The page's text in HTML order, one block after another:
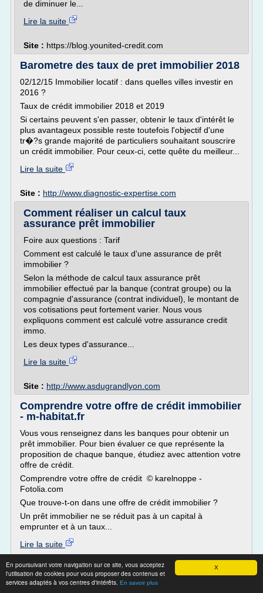
X
En poursuivant votre navigation sur ce site, vous acceptez
l'utilisation de cookies pour vous proposer des contenus et
services adaptés à vos centres d'intérêts. En savoir plus
de diminuer le...
Lire la suite
Site : https://blog.younited-credit.com
Barometre des taux de pret immobilier 2018
02/12/15 Immobilier locatif : dans quelles villes investir en
2016 ?
Taux de crédit immobilier 2018 et 2019
Si certains peuvent s'en passer, obtenir le taux d'intérêt le
plus avantageux possible reste toutefois l'objectif d'une
tr�?s grande majorité de particuliers souhaitant souscrire
un crédit immobilier. Pour ceux-ci, cette quête du meilleur...
Lire la suite
Site : http://www.diagnostic-expertise.com
Comment réaliser un calcul taux
assurance prêt immobilier
Foire aux questions : Tarif
Comment est calculé le taux d'une assurance de prêt
immobilier ?
Selon la méthode de calcul taux assurance prêt
immobilier effectué par la banque (contrat groupe) ou la
compagnie d'assurance (contrat individuel), le montant de
vos cotisations peut fortement varier. Nous vous
expliquons comment est calculé votre assurance credit
immo.
Les deux types d'assurance...
Lire la suite
Site : http://www.asdugrandlyon.com
Comprendre votre offre de crédit immobilier
- m-habitat.fr
Vous vous renseignez dans les banques pour obtenir un
prêt immobilier. Pour bien évaluer ce que représente la
proposition de chaque banque, étudiez avec attention votre
offre de crédit.
Comprendre votre offre de crédit © karelnoppe -
Fotolia.com
Que trouve-t-on dans une offre de crédit immobilier ?
Un prêt immobilier ne se réduit pas à un capital à
emprunter et à un taux...
Lire la suite
Site :https://www.m-habitat.fr
L’évolution des taux immobiliers en 2017 -